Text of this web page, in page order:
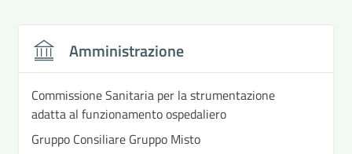
Amministrazione
Commissione Sanitaria per la strumentazione
adatta al funzionamento ospedaliero
Gruppo Consiliare Gruppo Misto